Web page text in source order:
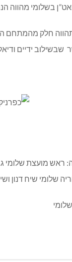
בשלומי מהווה
חלק מהמתחם
ידיים
ראש מועצת שלומי
שלומי שיח דנון